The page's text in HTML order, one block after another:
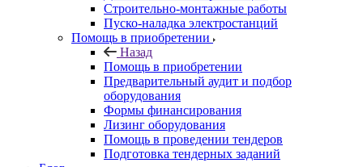
Строительно-монтажные работы
Пуско-наладка электростанций
Помощь в приобретении
Назад
Помощь в приобретении
Предварительный аудит и подбор
оборудования
Формы финансирования
Лизинг оборудования
Помощь в проведении тендеров
Подготовка тендерных заданий